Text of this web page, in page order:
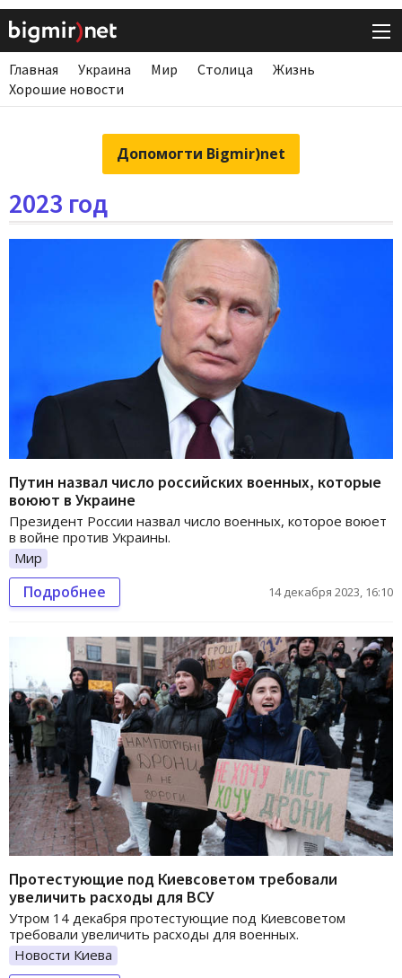
Главная Украина Мир Столица
Жизнь
Хорошие новости
Допомогти Bigmir)net
2023 год
Путин назвал число российских военных, которые
воюют в Украине
Президент России назвал число военных, которое воюет
в войне против Украины.
Мир
Подробнее 14 декабря 2023, 16:10
Протестующие под Киевсоветом требовали
увеличить расходы для ВСУ
Утром 14 декабря протестующие под Киевсоветом
требовали увеличить расходы для военных.
Новости Киева